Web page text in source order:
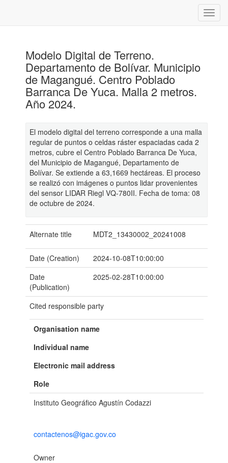
Modelo Digital de Terreno.
Departamento de Bolívar. Municipio
de Magangué. Centro Poblado
Barranca De Yuca. Malla 2 metros.
Año 2024.
El modelo digital del terreno corresponde a una malla
regular de puntos o celdas ráster espaciadas cada 2
metros, cubre el Centro Poblado Barranca De Yuca,
del Municipio de Magangué, Departamento de
Bolívar. Se extiende a 63,1669 hectáreas. El proceso
se realizó con imágenes o puntos lidar provenientes
del sensor LIDAR Riegl VQ-780II. Fecha de toma: 08
de octubre de 2024.
Alternate title MDT2_13430002_20241008
Date (Creation)
2024-10-08T10:00:00
Date
(Publication)
2025-02-28T10:00:00
Cited responsible party
Organisation name
Individual name
Electronic mail address
Role
Instituto Geográfico Agustín Codazzi
contactenos@igac.gov.co
Owner